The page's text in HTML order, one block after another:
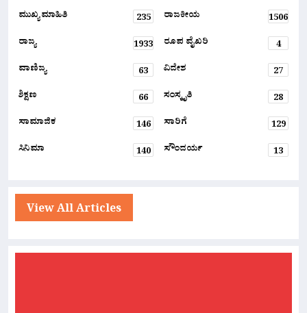
ಮುಖ್ಯ ಮಾಹಿತಿ
235 ರಾಜಕೀಯ
1506
ರಾಜ್ಯ
1933 ರೂಪ ವೈಖರಿ
4
ವಾಣಿಜ್ಯ
63 ವಿದೇಶ
27
ಶಿಕ್ಷಣ
66 ಸಂಸ್ಕೃತಿ
28
ಸಾಮಾಜಿಕ
146 ಸಾರಿಗೆ
129
ಸಿನಿಮಾ
140 ಸೌಂದರ್ಯ 13
View All Articles